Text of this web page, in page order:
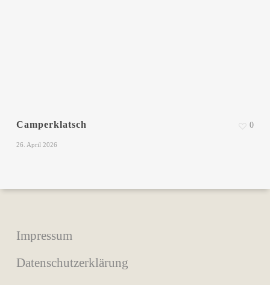
Camperklatsch
26. April 2026
0
Impressum
Datenschutzerklärung